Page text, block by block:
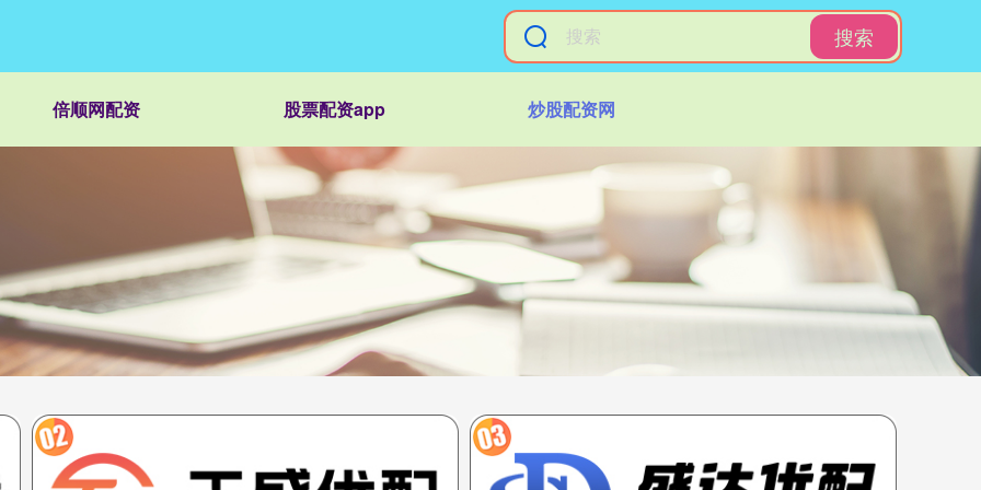
搜索
倍顺网配资 股票配资app 炒股配资网